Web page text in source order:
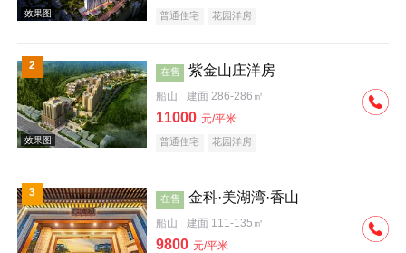
普通住宅 花园洋房
效果图
2 在售 紫金山庄洋房
船山 建面 286-286㎡
11000 元/平米
普通住宅 花园洋房
3 在售 金科·美湖湾·香山
船山 建面 111-135㎡
9800 元/平米